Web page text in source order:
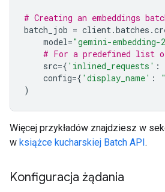
# Creating an embeddings
batch_job = client.batches .
model="gemini-embedding-
# For a predefined list
src={ 'inlined_requests' :
config={ 'display_name' :
)
Więcej przykładów znajdziesz w
w książce kucharskiej Batch API.
Konfiguracja żądania